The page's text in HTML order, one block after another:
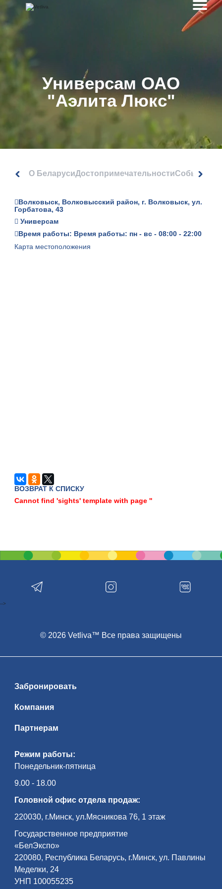
Универсам ОАО
"Аэлита Люкс"
О БеларусиДостопримечательностиСобытия
Волковыск, Волковысский район, г. Волковыск, ул.
Горбатова, 43
Универсам
Время работы: Время работы: пн - вс - 08:00 - 22:00
Карта местоположения
ВОЗВРАТ К СПИСКУ
Cannot find 'sights' template with page ''
Режим работы:
Понедельник-пятница
9.00 - 18.00
Головной офис отдела продаж:
220030, г.Минск, ул.Мясникова 76, 1 этаж
Государственное предприятие
«БелЭкспо»
220080, Республика Беларусь, г.Минск, ул. Павлины
Меделки, 24
УНП 100055235
Забронировать
Компания
Партнерам
© 2026 Vetliva™ Все права защищены
-->